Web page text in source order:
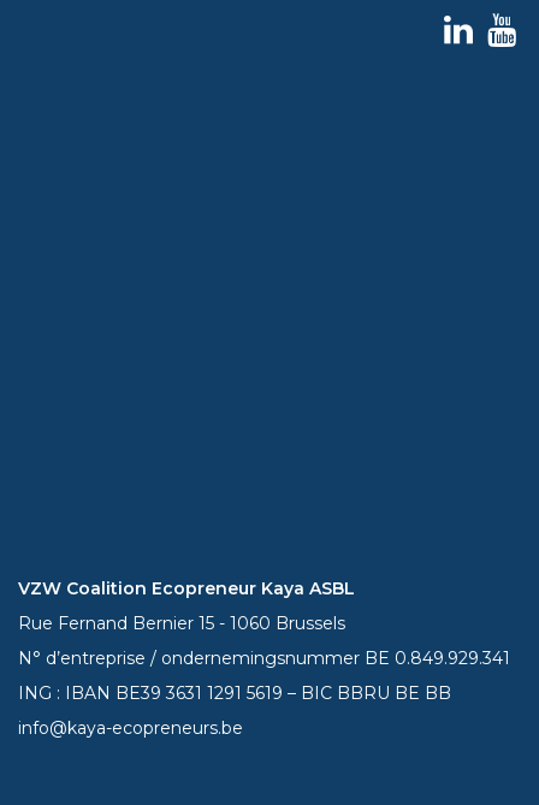
VZW Coalition Ecopreneur Kaya ASBL
Rue Fernand Bernier 15 - 1060 Brussels
N° d’entreprise / ondernemingsnummer BE 0.849.929.341
ING : IBAN BE393631 1291 5619 – BIC BBRU BE BB
info@kaya-ecopreneurs.be